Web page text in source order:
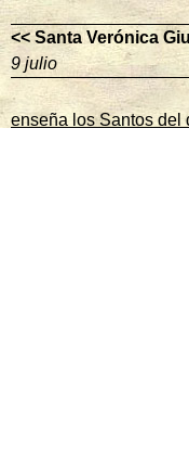
<< Santa Verónica
9 julio
enseña los Santos del